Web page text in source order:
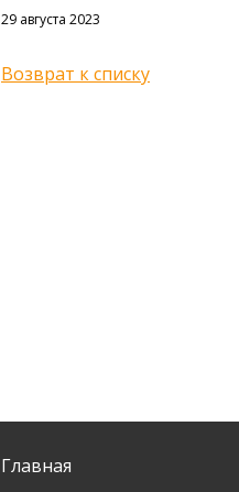
29 августа 2023
Возврат к списку
Главная